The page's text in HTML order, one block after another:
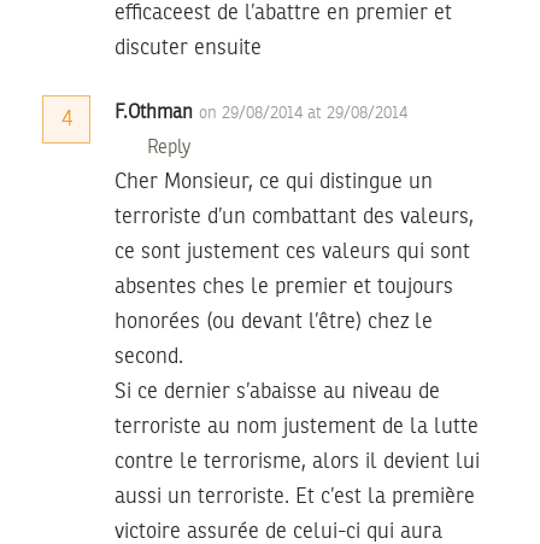
efficaceest de l’abattre en premier et
discuter ensuite
4 F.Othman on 29/08/2014 at 29/08/2014
Reply
Cher Monsieur, ce qui distingue un
terroriste d’un combattant des valeurs,
ce sont justement ces valeurs qui sont
absentes ches le premier et toujours
honorées (ou devant l’être) chez le
second.
Si ce dernier s’abaisse au niveau de
terroriste au nom justement de la lutte
contre le terrorisme, alors il devient lui
aussi un terroriste. Et c’est la première
victoire assurée de celui-ci qui aura